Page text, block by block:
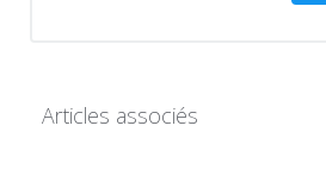
Articles associés